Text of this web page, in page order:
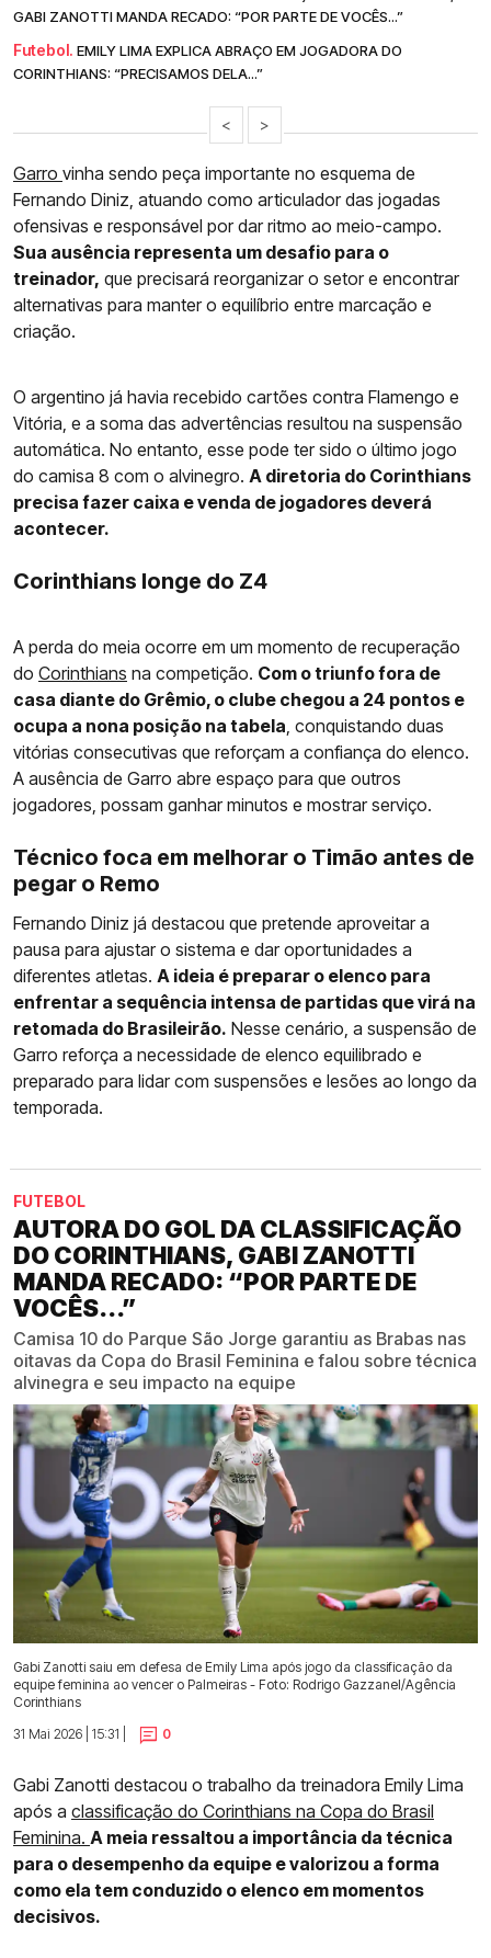
GABI ZANOTTI MANDA RECADO: “POR PARTE DE VOCÊS...”
Futebol. EMILY LIMA EXPLICA ABRAÇO EM JOGADORA DO
CORINTHIANS: “PRECISAMOS DELA...”
< >
Garro vinha sendo peça importante no esquema de
Fernando Diniz, atuando como articulador das jogadas
ofensivas e responsável por dar ritmo ao meio-campo.
Sua ausência representa um desafio para o
treinador, que precisará reorganizar o setor e encontrar
alternativas para manter o equilíbrio entre marcação e
criação.
O argentino já havia recebido cartões contra Flamengo e
Vitória, e a soma das advertências resultou na suspensão
automática. No entanto, esse pode ter sido o último jogo
do camisa 8 com o alvinegro. A diretoria do Corinthians
precisa fazer caixa e venda de jogadores deverá
acontecer.
Corinthians longe do Z4
A perda do meia ocorre em um momento de recuperação
do Corinthians na competição. Com o triunfo fora de
casa diante do Grêmio, o clube chegou a 24 pontos e
ocupa a nona posição na tabela , conquistando duas
vitórias consecutivas que reforçam a confiança do elenco.
A ausência de Garro abre espaço para que outros
jogadores, possam ganhar minutos e mostrar serviço.
Técnico foca em melhorar o Timão antes de
pegar o Remo
Fernando Diniz já destacou que pretende aproveitar a
pausa para ajustar o sistema e dar oportunidades a
diferentes atletas. A ideia é preparar o elenco para
enfrentar a sequência intensa de partidas que virá na
retomada do Brasileirão. Nesse cenário, a suspensão de
Garro reforça a necessidade de elenco equilibrado e
preparado para lidar com suspensões e lesões ao longo da
temporada.
FUTEBOL
AUTORA DO GOL DA CLASSIFICAÇÃO
DO CORINTHIANS, GABI ZANOTTI
MANDA RECADO: “POR PARTE DE
VOCÊS...”
Camisa 10 do Parque São Jorge garantiu as Brabas nas
oitavas da Copa do Brasil Feminina e falou sobre técnica
alvinegra e seu impacto na equipe
Gabi Zanotti saiu em defesa de Emily Lima após jogo da classificação da
equipe feminina ao vencer o Palmeiras - Foto: Rodrigo Gazzanel/Agência
Corinthians
31 Mai 2026 | 15:31 |
0
Gabi Zanotti destacou o trabalho da treinadora Emily Lima
após a classificação do Corinthians na Copa do Brasil
Feminina. A meia ressaltou a importância da técnica
para o desempenho da equipe e valorizou a forma
como ela tem conduzido o elenco em momentos
decisivos.